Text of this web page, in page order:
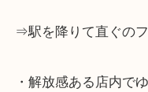
☆当店の特徴☆
・神戸市灘区を中